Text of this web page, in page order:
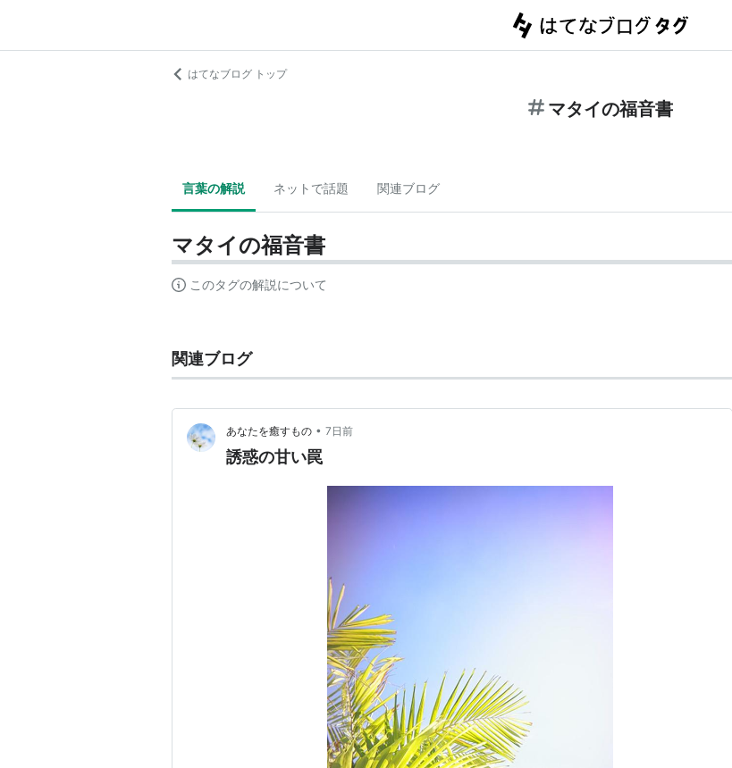
はてなブログ トップ
マタイの福音書
言葉の解説 ネットで話題 関連ブログ
マタイの福音書
このタグの解説について
関連ブログ
あなたを癒すもの • 7日前
誘惑の甘い罠